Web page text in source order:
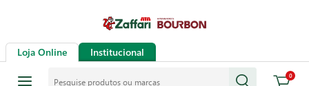
Loja Online Institucional
0